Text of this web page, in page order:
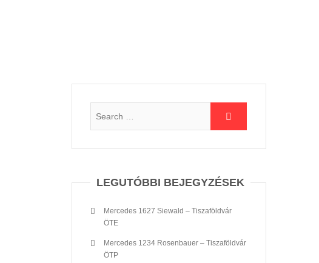
LEGUTÓBBI BEJEGYZÉSEK
Mercedes 1627 Siewald – Tiszaföldvár
ÖTE
Mercedes 1234 Rosenbauer – Tiszaföldvár
ÖTP